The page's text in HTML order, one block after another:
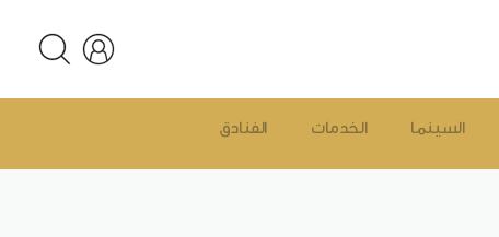
الفنادق الخدمات السينما